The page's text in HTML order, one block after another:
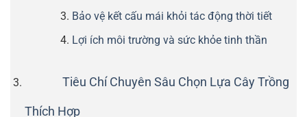
Bảo vệ kết cấu mái khỏi tác động thời tiết
Lợi ích môi trường và sức khỏe tinh thần
Tiêu Chí Chuyên Sâu Chọn Lựa Cây Trồng
Thích Hợp